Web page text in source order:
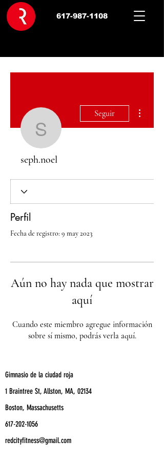
617-987-1108
seph.noel
Seguir
seph.noel
Perfil
Fecha de registro: 9 may 2023
Aún no hay nada que mostrar
aquí
Cuando este miembro agregue información
sobre sí mismo, podrás verla aquí.
Gimnasio de la ciudad roja
1 Braintree St, Allston, MA, 02134
Boston, Massachusetts
617-202-1056
redcityfitness@gmail.com